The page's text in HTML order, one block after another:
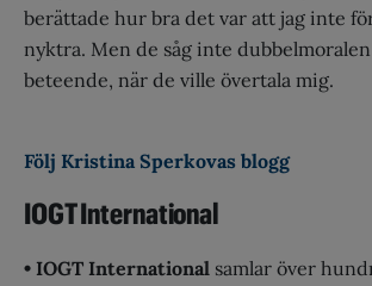
berättade hur bra det var att jag inte
nyktra. Men de såg inte
beteende, när de ville övertala mig.
Följ Kristina Sperkovas blogg
IOGT International
• IOGT International samlar över